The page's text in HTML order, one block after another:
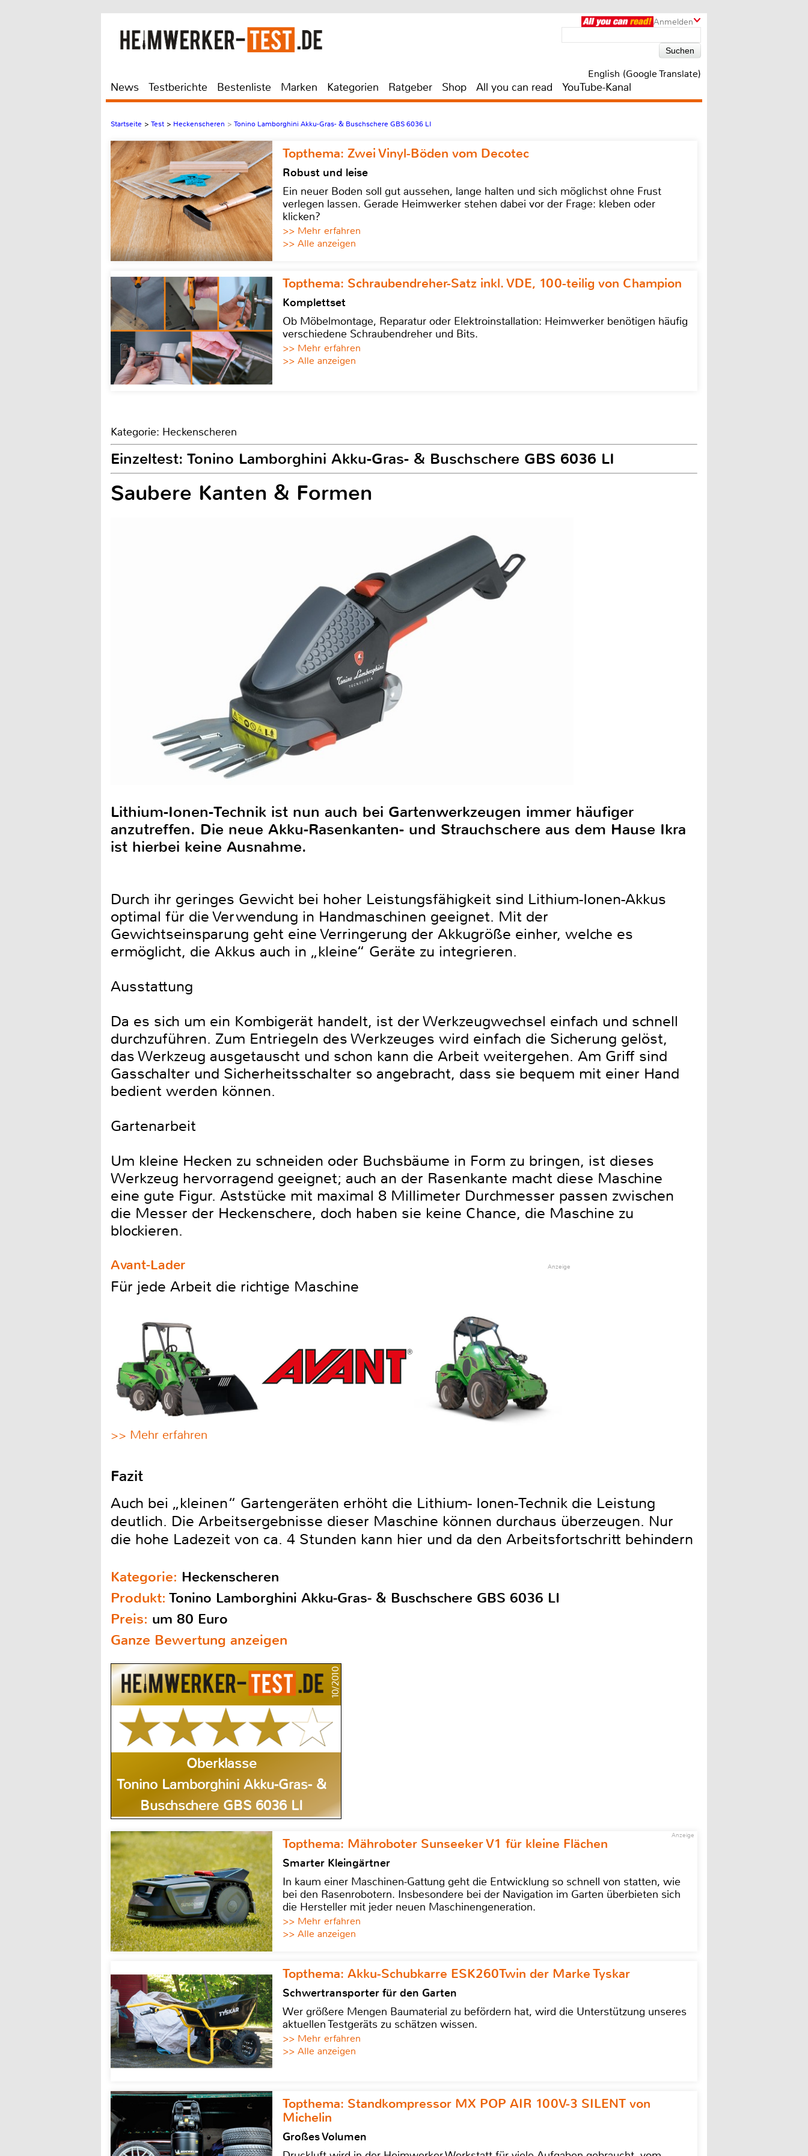
Anmelden
English (Google Translate)
News Testberichte Bestenliste Marken Kategorien Ratgeber Shop All you can read YouTube-Kanal
Startseite > Test > Heckenscheren > Tonino Lamborghini Akku-Gras- & Buschschere GBS 6036 LI
Topthema: Zwei Vinyl-Böden vom Decotec
Robust und leise
Ein neuer Boden soll gut aussehen, lange halten und sich möglichst ohne Frust
verlegen lassen. Gerade Heimwerker stehen dabei vor der Frage: kleben oder
klicken?
>> Mehr erfahren
>> Alle anzeigen
Topthema: Schraubendreher-Satz inkl. VDE, 100-teilig von Champion
Komplettset
Ob Möbelmontage, Reparatur oder Elektroinstallation: Heimwerker benötigen häufig
verschiedene Schraubendreher und Bits.
>> Mehr erfahren
>> Alle anzeigen
Kategorie: Heckenscheren
Einzeltest: Tonino Lamborghini Akku-Gras- & Buschschere GBS 6036 LI
Saubere Kanten & Formen
Lithium-Ionen-Technik ist nun auch bei Gartenwerkzeugen immer häufiger
anzutreffen. Die neue Akku-Rasenkanten- und Strauchschere aus dem Hause Ikra
ist hierbei keine Ausnahme.
Durch ihr geringes Gewicht bei hoher Leistungsfähigkeit sind Lithium-Ionen-Akkus
optimal für die Verwendung in Handmaschinen geeignet. Mit der
Gewichtseinsparung geht eine Verringerung der Akkugröße einher, welche es
ermöglicht, die Akkus auch in „kleine“ Geräte zu integrieren.
Ausstattung
Da es sich um ein Kombigerät handelt, ist der Werkzeugwechsel einfach und schnell
durchzuführen. Zum Entriegeln des Werkzeuges wird einfach die Sicherung gelöst,
das Werkzeug ausgetauscht und schon kann die Arbeit weitergehen. Am Griff sind
Gasschalter und Sicherheitsschalter so angebracht, dass sie bequem mit einer Hand
bedient werden können.
Gartenarbeit
Um kleine Hecken zu schneiden oder Buchsbäume in Form zu bringen, ist dieses
Werkzeug hervorragend geeignet; auch an der Rasenkante macht diese Maschine
eine gute Figur. Aststücke mit maximal 8 Millimeter Durchmesser passen zwischen
die Messer der Heckenschere, doch haben sie keine Chance, die Maschine zu
blockieren.
Anzeige
Avant-Lader
Für jede Arbeit die richtige Maschine
>> Mehr erfahren
Fazit
Auch bei „kleinen“ Gartengeräten erhöht die Lithium- Ionen-Technik die Leistung
deutlich. Die Arbeitsergebnisse dieser Maschine können durchaus überzeugen. Nur
die hohe Ladezeit von ca. 4 Stunden kann hier und da den Arbeitsfortschritt behindern
Kategorie: Heckenscheren
Produkt:Tonino Lamborghini Akku-Gras- & Buschschere GBS 6036 LI
Preis: um 80 Euro
Ganze Bewertung anzeigen
10/2010
Oberklasse
Tonino Lamborghini Akku-Gras- &
Buschschere GBS 6036 LI
Anzeige
Topthema: Mähroboter Sunseeker V1 für kleine Flächen
Smarter Kleingärtner
In kaum einer Maschinen-Gattung geht die Entwicklung so schnell von statten, wie
bei den Rasenrobotern. Insbesondere bei der Navigation im Garten überbieten sich
die Hersteller mit jeder neuen Maschinengeneration.
>> Mehr erfahren
>> Alle anzeigen
Topthema: Akku-Schubkarre ESK260Twin der Marke Tyskar
Schwertransporter für den Garten
Wer größere Mengen Baumaterial zu befördern hat, wird die Unterstützung unseres
aktuellen Testgeräts zu schätzen wissen.
>> Mehr erfahren
>> Alle anzeigen
Topthema: Standkompressor MX POP AIR 100V-3 SILENT von
Michelin
Großes Volumen